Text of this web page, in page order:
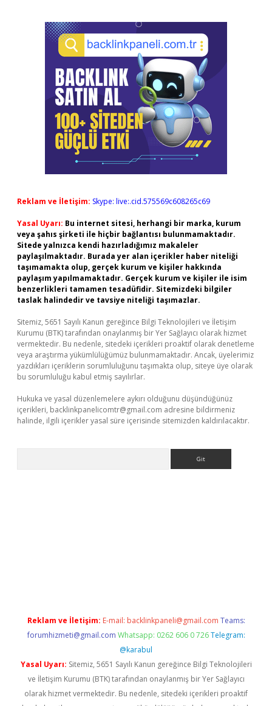
Reklam ve İletişim: Skype: live:.cid.575569c608265c69
Yasal Uyarı: Bu internet sitesi, herhangi bir marka, kurum
veya şahıs şirketi ile hiçbir bağlantısı bulunmamaktadır.
Sitede yalnızca kendi hazırladığımız makaleler
paylaşılmaktadır. Burada yer alan içerikler haber niteliği
taşımamakta olup, gerçek kurum ve kişiler hakkında
paylaşım yapılmamaktadır. Gerçek kurum ve kişiler ile isim
benzerlikleri tamamen tesadüfidir. Sitemizdeki bilgiler
taslak halindedir ve tavsiye niteliği taşımazlar.
Sitemiz, 5651 Sayılı Kanun gereğince Bilgi Teknolojileri ve İletişim
Kurumu (BTK) tarafından onaylanmış bir Yer Sağlayıcı olarak hizmet
vermektedir. Bu nedenle, sitedeki içerikleri proaktif olarak denetleme
veya araştırma yükümlülüğümüz bulunmamaktadır. Ancak, üyelerimiz
yazdıkları içeriklerin sorumluluğunu taşımakta olup, siteye üye olarak
bu sorumluluğu kabul etmiş sayılırlar.
Hukuka ve yasal düzenlemelere aykırı olduğunu düşündüğünüz
içerikleri, backlinkpanelicomtr@gmail.com adresine bildirmeniz
halinde, ilgili içerikler yasal süre içerisinde sitemizden kaldırılacaktır.
Reklam ve İletişim: E-mail: backlinkpaneli@gmail.com Teams:
forumhizmeti@gmail.com Whatsapp: 0262 606 0 726 Telegram:
@karabul
Yasal Uyarı: Sitemiz, 5651 Sayılı Kanun gereğince Bilgi Teknolojileri
ve İletişim Kurumu (BTK) tarafından onaylanmış bir Yer Sağlayıcı
olarak hizmet vermektedir. Bu nedenle, sitedeki içerikleri proaktif